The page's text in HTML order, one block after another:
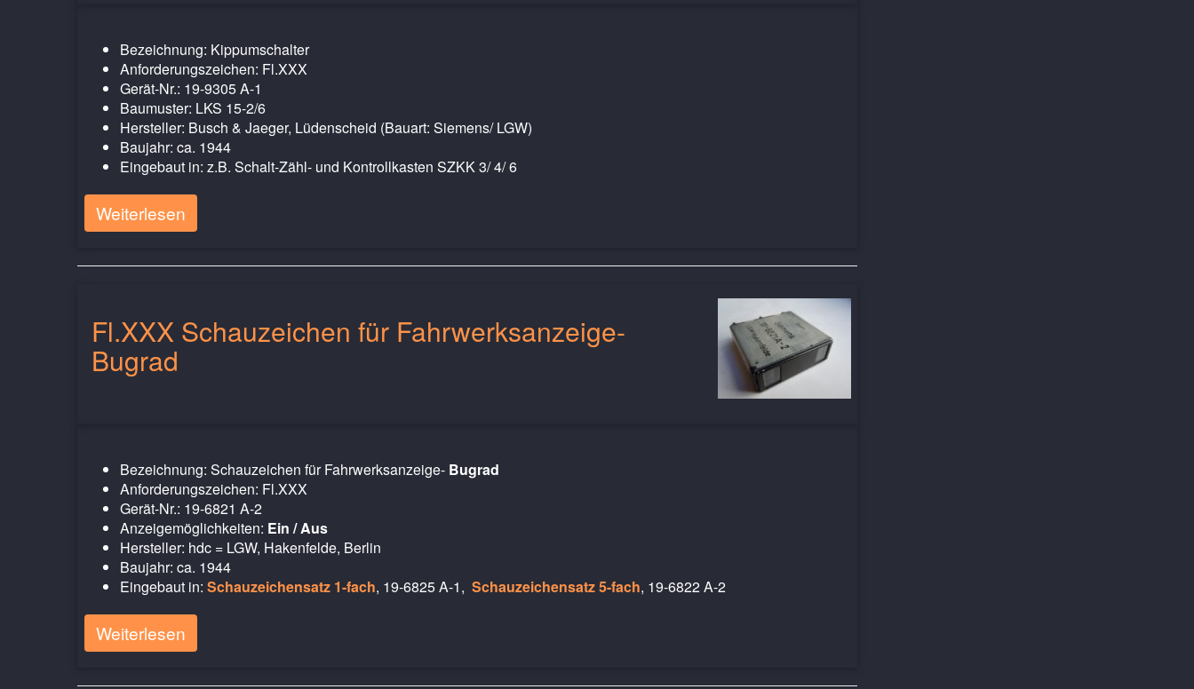
Bezeichnung: Kippumschalter
Anforderungszeichen: Fl.XXX
Gerät-Nr.: 19-9305 A-1
Baumuster: LKS 15-2/6
Hersteller: Busch & Jaeger, Lüdenscheid (Bauart: Siemens/ LGW)
Baujahr: ca. 1944
Eingebaut in: z.B. Schalt-Zähl- und Kontrollkasten SZKK 3/ 4/ 6
Weiterlesen
Fl.XXX Schauzeichen für Fahrwerksanzeige-
Bugrad
Bezeichnung: Schauzeichen für Fahrwerksanzeige- Bugrad
Anforderungszeichen: Fl.XXX
Gerät-Nr.: 19-6821 A-2
Anzeigemöglichkeiten: Ein / Aus
Hersteller: hdc = LGW, Hakenfelde, Berlin
Baujahr: ca. 1944
Eingebaut in: Schauzeichensatz 1-fach, 19-6825 A-1, Schauzeichensatz 5-fach, 19-6822 A-2
Weiterlesen